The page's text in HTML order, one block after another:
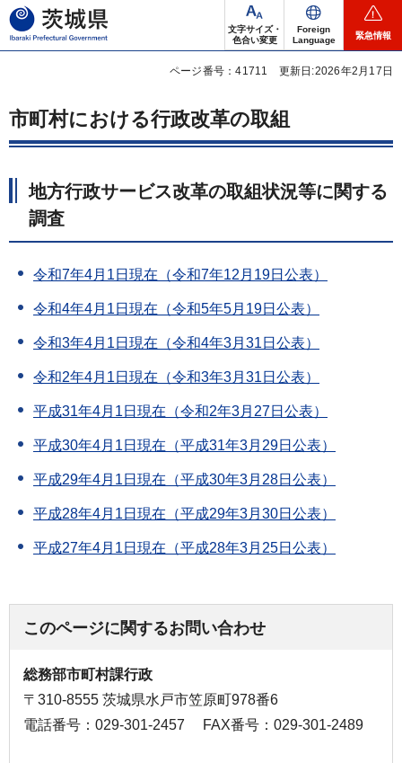
茨城県
文字サイズ・
色合い変更
Foreign
Language
緊急情報
ページ番号：41711 更新日:2026年2月17日
市町村における行政改革の取組
地方行政サービス改革の取組状況等に関する
調査
令和7年4月1日現在（令和7年12月19日公表）
令和4年4月1日現在（令和5年5月19日公表）
令和3年4月1日現在（令和4年3月31日公表）
令和2年4月1日現在（令和3年3月31日公表）
平成31年4月1日現在（令和2年3月27日公表）
平成30年4月1日現在（平成31年3月29日公表）
平成29年4月1日現在（平成30年3月28日公表）
平成28年4月1日現在（平成29年3月30日公表）
平成27年4月1日現在（平成28年3月25日公表）
このページに関するお問い合わせ
総務部市町村課行政
〒310-8555 茨城県水戸市笠原町978番6
電話番号：029-301-2457
FAX番号：029-301-2489